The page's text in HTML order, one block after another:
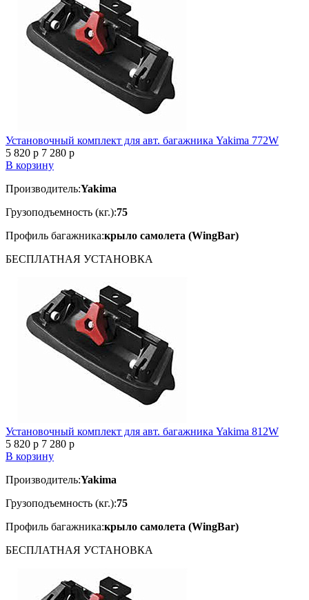
Установочный комплект для авт. багажника Yakima 772W
5 820 p 7 280 p
В корзину
Производитель:Yakima
Грузоподъемность (кг.):75
Профиль багажника:крыло самолета (WingBar)
БЕСПЛАТНАЯ УСТАНОВКА
Установочный комплект для авт. багажника Yakima 812W
5 820 p 7 280 p
В корзину
Производитель:Yakima
Грузоподъемность (кг.):75
Профиль багажника:крыло самолета (WingBar)
БЕСПЛАТНАЯ УСТАНОВКА